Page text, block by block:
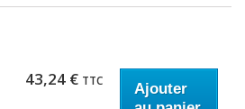
43,24 € TTC
Ajouter